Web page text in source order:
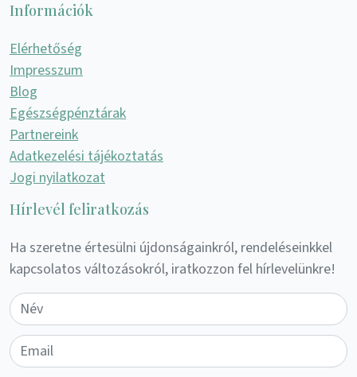
Információk
Elérhetőség
Impresszum
Blog
Egészségpénztárak
Partnereink
Adatkezelési tájékoztatás
Jogi nyilatkozat
Hírlevél feliratkozás
Ha szeretne értesülni újdonságainkról, rendeléseinkkel
kapcsolatos változásokról, iratkozzon fel hírlevelünkre!